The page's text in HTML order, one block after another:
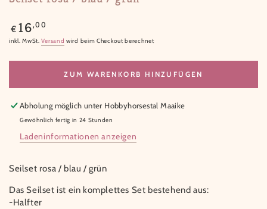
Regulärer
Preis
€ 16,00
inkl. MwSt.Versand wird beim Checkout berechnet
ZUM WARENKORB HINZUFÜGEN
Abholung möglich unter Hobbyhorsestal Maaike
Gewöhnlich fertig in 24 Stunden
Ladeninformationen anzeigen
Seilset rosa / blau / grün
Das Seilset ist ein komplettes Set bestehend aus:
-Halfter